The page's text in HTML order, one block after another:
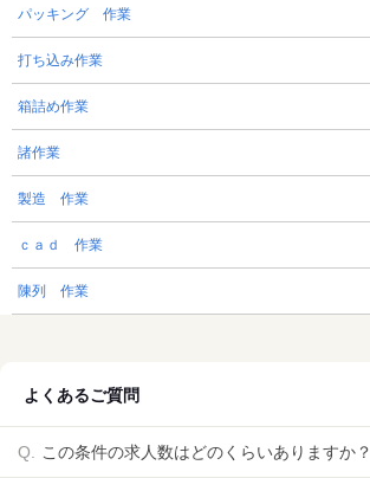
パッキング 作業
打ち込み作業
箱詰め作業
諸作業
製造 作業
ｃａｄ 作業
陳列 作業
よくあるご質問
この条件の求人数はどのくらいありますか？